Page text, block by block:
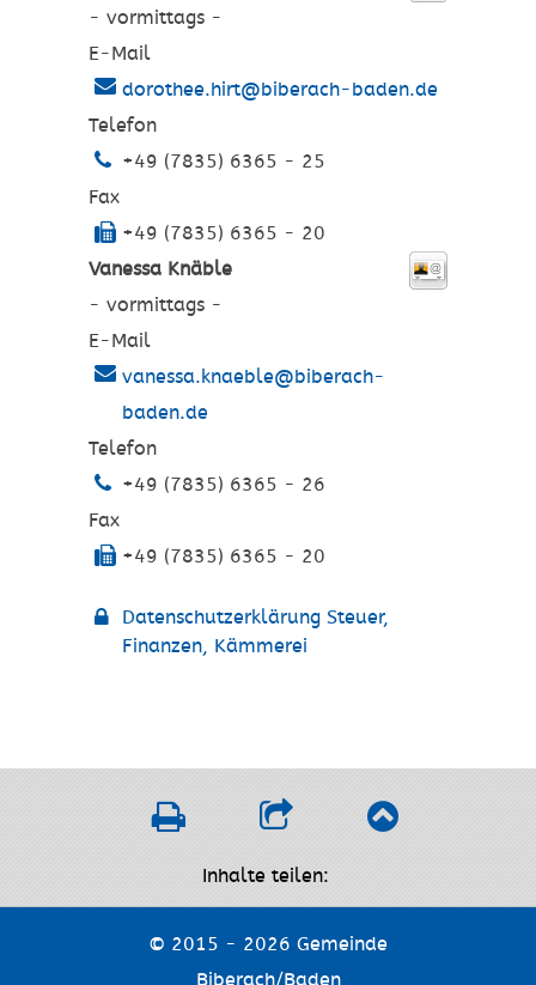
- vormittags -
E-Mail
dorothee.hirt@biberach-baden.de
Telefon
+49 (7835) 6365 - 25
Fax
+49 (7835) 6365 - 20
Vanessa Knäble
- vormittags -
E-Mail
vanessa.knaeble@biberach-
baden.de
Telefon
+49 (7835) 6365 - 26
Fax
+49 (7835) 6365 - 20
Datenschutzerklärung Steuer,
Finanzen, Kämmerei
Inhalte teilen:
© 2015 - 2026 Gemeinde
Biberach/Baden